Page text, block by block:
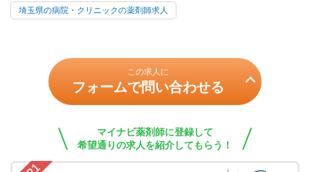
埼玉県の病院・クリニックの薬剤師求人
この求人に
フォームで問い合わせる
マイナビ薬剤師に登録して
希望通りの求人を紹介してもらう！